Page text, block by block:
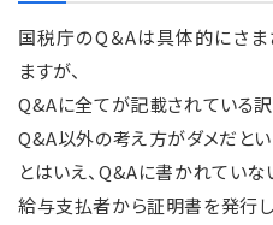
国税庁のQ＆Aは具体的にさ
ますが、
Q&Aに全てが記載されている訳
Q&A以外の考え方がダメだとい
とはいえ、Q&Aに書かれていな
給与支払者から証明書を発行し